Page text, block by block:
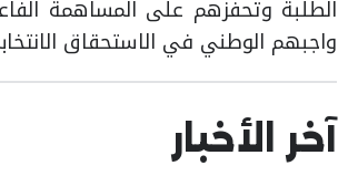
الطلبة وتحفزهم على المساهمة
واجبهم الوطني في الاستحقاق
آخر الأخبار